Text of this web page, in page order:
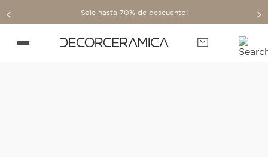
Sale hasta 70% de descuento!